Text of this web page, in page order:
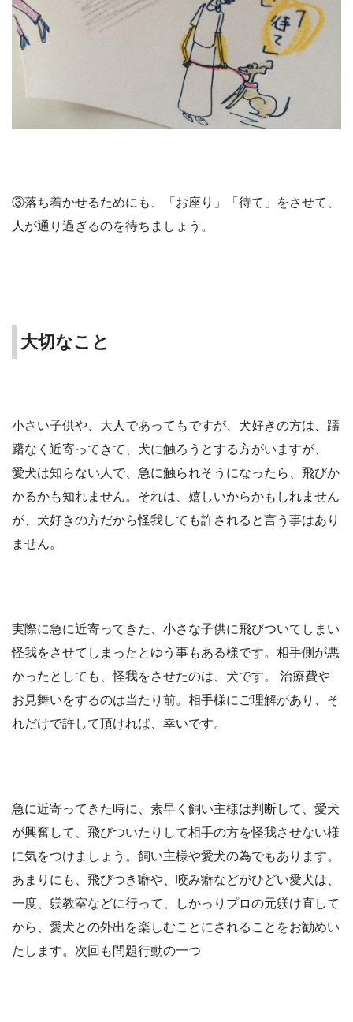
③落ち着かせるためにも、「お座り」「待て」をさせて、
人が通り過ぎるのを待ちましょう。
大切なこと
小さい子供や、大人であってもですが、犬好きの方は、躊
躇なく近寄ってきて、犬に触ろうとする方がいますが、
愛犬は知らない人で、急に触られそうになったら、飛びか
かるかも知れません。それは、嬉しいからかもしれません
が、犬好きの方だから怪我しても許されると言う事はあり
ません。
実際に急に近寄ってきた、小さな子供に飛びついてしまい
怪我をさせてしまったとゆう事もある様です。相手側が悪
かったとしても、怪我をさせたのは、犬です。 治療費や
お見舞いをするのは当たり前。相手様にご理解があり、そ
れだけで許して頂ければ、幸いです。
急に近寄ってきた時に、素早く飼い主様は判断して、愛犬
が興奮して、飛びついたりして相手の方を怪我させない様
に気をつけましょう。飼い主様や愛犬の為でもあります。
あまりにも、飛びつき癖や、咬み癖などがひどい愛犬は、
一度、躾教室などに行って、しかっりプロの元躾け直して
から、愛犬との外出を楽しむことにされることをお勧めい
たします。次回も問題行動の一つ